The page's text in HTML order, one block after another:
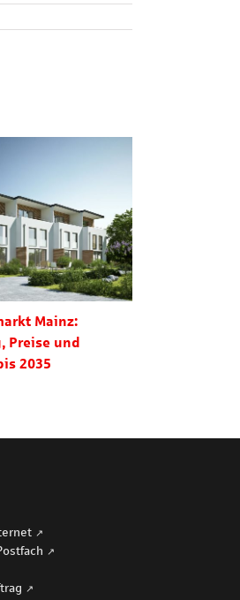
Mainz:
Preise und
2035